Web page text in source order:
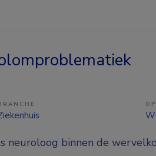
neuroloog binnen de